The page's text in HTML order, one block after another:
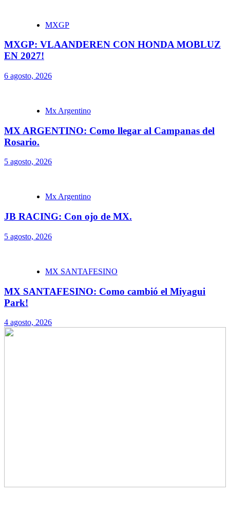
MXGP
MXGP: VLAANDEREN CON HONDA MOBLUZ
EN 2027!
6 agosto, 2026
Mx Argentino
MX ARGENTINO: Como llegar al Campanas del
Rosario.
5 agosto, 2026
Mx Argentino
JB RACING: Con ojo de MX.
5 agosto, 2026
MX SANTAFESINO
MX SANTAFESINO: Como cambió el Miyagui
Park!
4 agosto, 2026